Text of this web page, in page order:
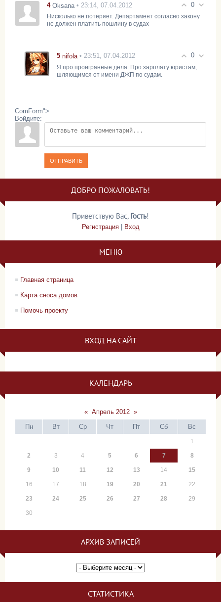
0
4 Oksana • 23:14, 07.04.2012
Нисколько не потеряет. Департамент согласно закону
не должен платить пошлину в судах
0
5 nifola • 23:51, 07.04.2012
Я про проигранные дела. Про зарплату юристам,
шляющимся от имени ДЖП по судам.
ComForm">
Войдите:
ОТПРАВИТЬ
ДОБРО ПОЖАЛОВАТЬ!
Приветствую Вас, Гость!
Регистрация| Вход
МЕНЮ
Главная страница
Карта сноса домов
Помочь проекту
ВХОД НА САЙТ
КАЛЕНДАРЬ
« Апрель 2012 »
Пн
Вт Ср Чт Пт Сб Вс
1
2 3 4 5 6 7 8
9 10 11 12 13 14 15
16 17 18 19 20 21 22
23 24 25 26 27 28 29
30
АРХИВ ЗАПИСЕЙ
СТАТИСТИКА